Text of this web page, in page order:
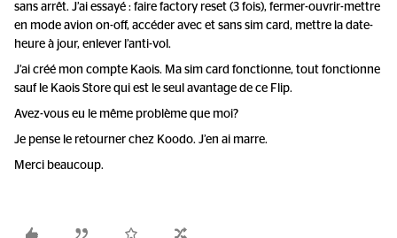
sans arrêt. J’ai essayé : faire factory reset (3 fois), fermer-ouvrir-mettre
en mode avion on-off, accéder avec et sans sim card, mettre la date-
heure à jour, enlever l’anti-vol.
J’ai créé mon compte Kaois. Ma sim card fonctionne, tout fonctionne
sauf le Kaois Store qui est le seul avantage de ce Flip.
Avez-vous eu le même problème que moi?
Je pense le retourner chez Koodo. J’en ai marre.
Merci beaucoup.